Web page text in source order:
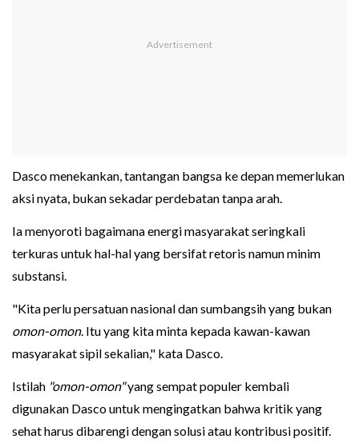
Dasco menekankan, tantangan bangsa ke depan memerlukan
aksi nyata, bukan sekadar perdebatan tanpa arah.
Ia menyoroti bagaimana energi masyarakat seringkali
terkuras untuk hal-hal yang bersifat retoris namun minim
substansi.
"Kita perlu persatuan nasional dan sumbangsih yang bukan
omon-omon. Itu yang kita minta kepada kawan-kawan
masyarakat sipil sekalian," kata Dasco.
Istilah "omon-omon"yang sempat populer kembali
digunakan Dasco untuk mengingatkan bahwa kritik yang
sehat harus dibarengi dengan solusi atau kontribusi positif.